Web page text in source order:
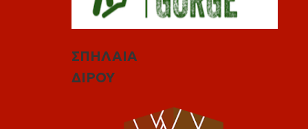
ΣΠΗΛΑΙΑ
ΔΙΡΟΥ